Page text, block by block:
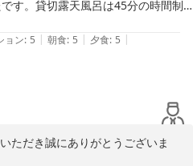
す。貸切露天風呂は45分の時間制
食は、自家製のおぼろ豆腐が美味
ると、送迎して頂けました。リピ確
ョン: 5 | 朝食: 5 | 夕食: 5 |
ただき誠にありがとうございま
ご感想をお写真と共にご投稿頂き